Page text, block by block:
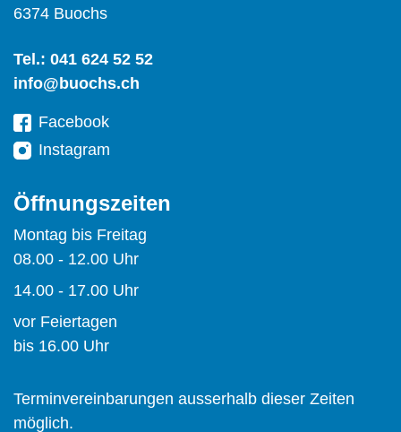
6374 Buochs
Tel.: 041 624 52 52
info@buochs.ch
Facebook
Instagram
Öffnungszeiten
Montag bis Freitag
08.00 - 12.00 Uhr
14.00 - 17.00 Uhr
vor Feiertagen
bis 16.00 Uhr
Terminvereinbarungen ausserhalb dieser Zeiten
möglich.